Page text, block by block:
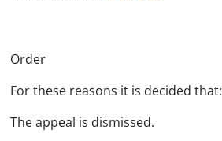
Order
For these reasons it is decided that:
The appeal is dismissed.